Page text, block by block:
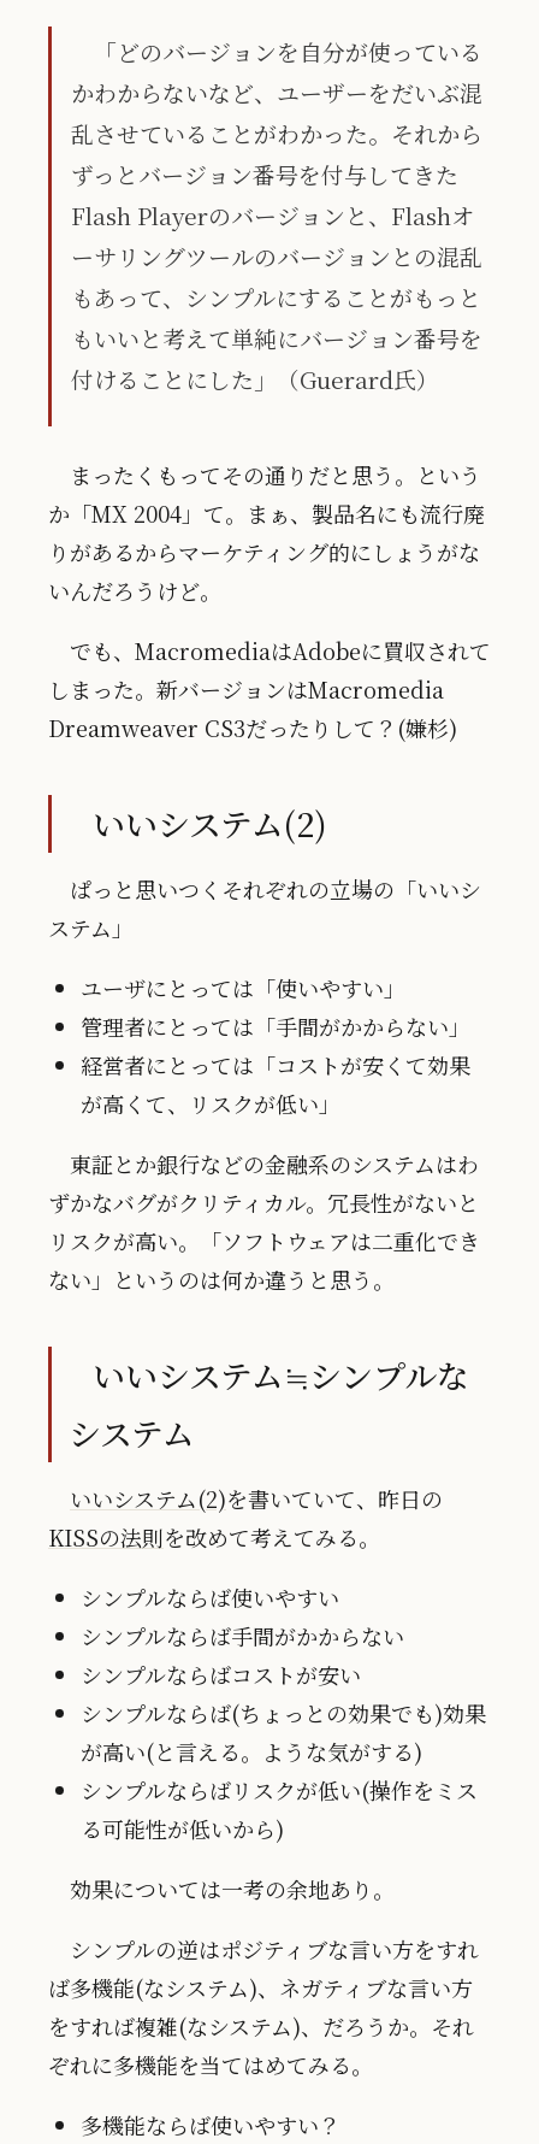
「どのバージョンを自分が使っている
かわからないなど、ユーザーをだいぶ混
乱させていることがわかった。それから
ずっとバージョン番号を付与してきた
Flash Playerのバージョンと、Flashオ
ーサリングツールのバージョンとの混乱
もあって、シンプルにすることがもっと
もいいと考えて単純にバージョン番号を
付けることにした」（Guerard氏）
まったくもってその通りだと思う。という
か「MX 2004」て。まぁ、製品名にも流行廃
りがあるからマーケティング的にしょうがな
いんだろうけど。
でも、MacromediaはAdobeに買収されて
しまった。新バージョンはMacromedia
Dreamweaver CS3だったりして？(嫌杉)
いいシステム(2)
ぱっと思いつくそれぞれの立場の「いいシ
ステム」
ユーザにとっては「使いやすい」
管理者にとっては「手間がかからない」
経営者にとっては「コストが安くて効果
が高くて、リスクが低い」
東証とか銀行などの金融系のシステムはわ
ずかなバグがクリティカル。冗長性がないと
リスクが高い。「ソフトウェアは二重化でき
ない」というのは何か違うと思う。
いいシステム≒シンプルな
システム
いいシステム(2)を書いていて、昨日の
KISSの法則を改めて考えてみる。
シンプルならば使いやすい
シンプルならば手間がかからない
シンプルならばコストが安い
シンプルならば(ちょっとの効果でも)効果
が高い(と言える。ような気がする)
シンプルならばリスクが低い(操作をミス
る可能性が低いから)
効果については一考の余地あり。
シンプルの逆はポジティブな言い方をすれ
ば多機能(なシステム)、ネガティブな言い方
をすれば複雑(なシステム)、だろうか。それ
ぞれに多機能を当てはめてみる。
多機能ならば使いやすい？